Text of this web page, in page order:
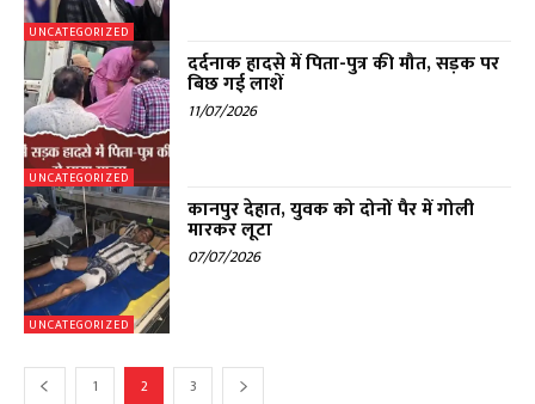
UNCATEGORIZED
UNCATEGORIZED
दर्दनाक हादसे में पिता-पुत्र की मौत, सड़क पर
बिछ गई लाशें
11/07/2026
UNCATEGORIZED
कानपुर देहात, युवक को दोनों पैर में गोली
मारकर लूटा
07/07/2026
1 2 3